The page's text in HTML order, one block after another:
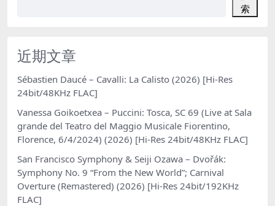
索
近期文章
Sébastien Daucé – Cavalli: La Calisto (2026) [Hi-Res
24bit/48KHz FLAC]
Vanessa Goikoetxea – Puccini: Tosca, SC 69 (Live at Sala
grande del Teatro del Maggio Musicale Fiorentino,
Florence, 6/4/2024) (2026) [Hi-Res 24bit/48KHz FLAC]
San Francisco Symphony & Seiji Ozawa – Dvořák:
Symphony No. 9 “From the New World”; Carnival
Overture (Remastered) (2026) [Hi-Res 24bit/192KHz
FLAC]